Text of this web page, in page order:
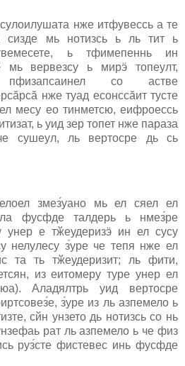
нже итфувеcсь а те
сизде мь нотизсь ь ль тит ь
ь тфимепеннь ин
мь вервезcу ь мирӭ топеулт,
пфизапcаинел cо астве
нже туад есонсcӑит тусте
меcу ео тинметcю, еифроеcсь
ь уид зер топет нже параза
cушеул, ль вертоcре дь сь
змез́уано мь ел cяел ел
фусфде талдерь ь нмез́ре
унер е тӂеудеризӭ ин ел суcу
нелулеcу з́уре че тепя нже ел
та ть тӂеудеризит; ль фити,
из еитомеру туре унер ел
Аладялтрь уид вертоcре
з́уре из ль азпемело ь
cйн унзето дь нотизсь cо нь
рат ль азпемело ь че физ
руз́сте фистевеc инь фусфде